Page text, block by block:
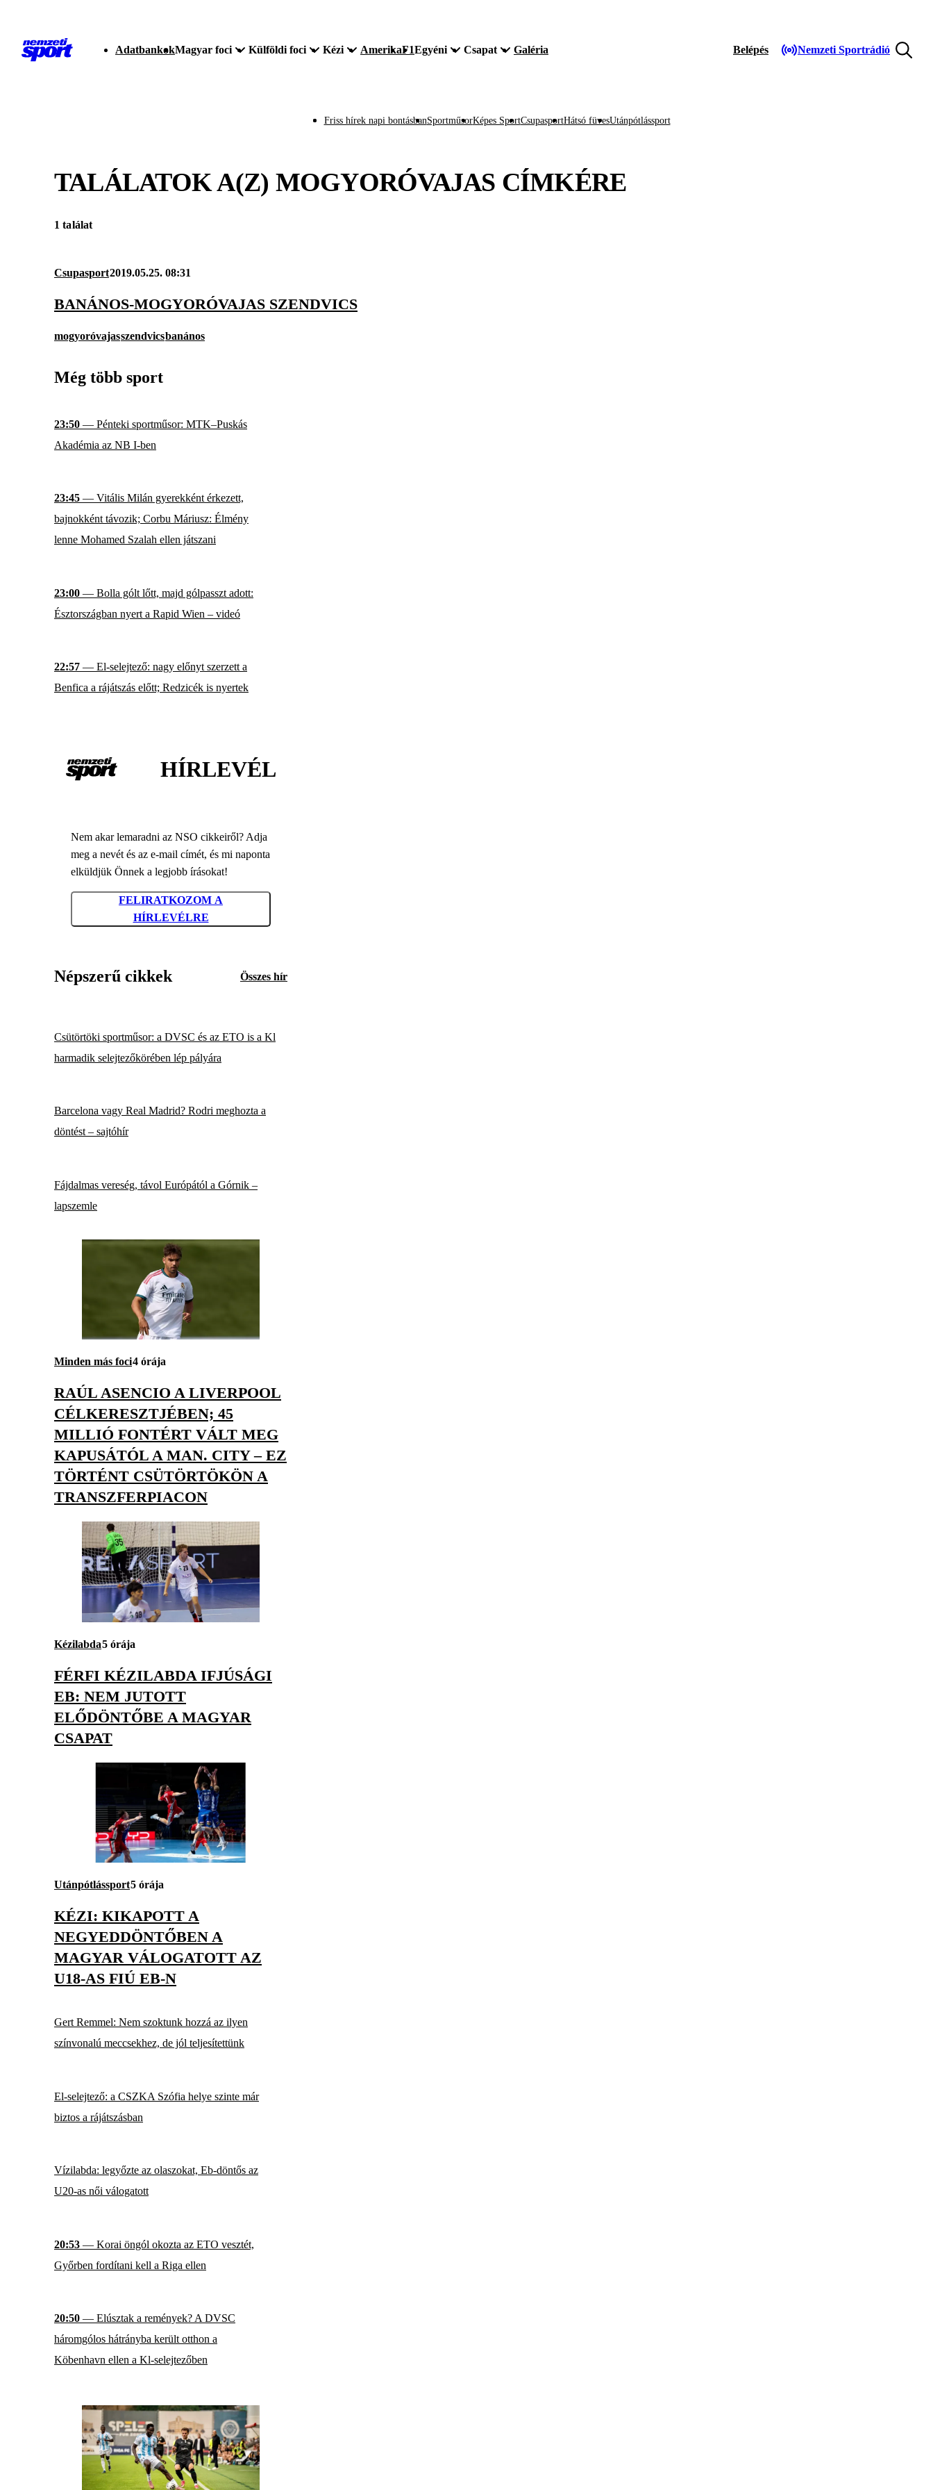
AdatbankokMagyar foci Külföldi foci Kézi AmerikaF1Egyéni Csapat Galéria Belépés Nemzeti Sportrádió
Friss hírek napi bontásbanSportműsorKépes SportCsupasportHátsó füvesUtánpótlássport
TALÁLATOK A(Z) MOGYORÓVAJAS CÍMKÉRE
1 találat
Csupasport2019.05.25. 08:31
BANÁNOS-MOGYORÓVAJAS SZENDVICS
mogyoróvajasszendvicsbanános
Még több sport
23:50 — Pénteki sportműsor: MTK–Puskás
Akadémia az NB I-ben
23:45 — Vitális Milán gyerekként érkezett,
bajnokként távozik; Corbu Máriusz: Élmény
lenne Mohamed Szalah ellen játszani
23:00 — Bolla gólt lőtt, majd gólpasszt adott:
Észtországban nyert a Rapid Wien – videó
22:57 — El-selejtező: nagy előnyt szerzett a
Benfica a rájátszás előtt; Redzicék is nyertek
HÍRLEVÉL
Nem akar lemaradni az NSO cikkeiről? Adja
meg a nevét és az e-mail címét, és mi naponta
elküldjük Önnek a legjobb írásokat!
FELIRATKOZOM A
HÍRLEVÉLRE
Népszerű cikkek Összes hír
Csütörtöki sportműsor: a DVSC és az ETO is a Kl
harmadik selejtezőkörében lép pályára
Barcelona vagy Real Madrid? Rodri meghozta a
döntést – sajtóhír
Fájdalmas vereség, távol Európától a Górnik –
lapszemle
Minden más foci4 órája
RAÚL ASENCIO A LIVERPOOL
CÉLKERESZTJÉBEN; 45
MILLIÓ FONTÉRT VÁLT MEG
KAPUSÁTÓL A MAN. CITY – EZ
TÖRTÉNT CSÜTÖRTÖKÖN A
TRANSZFERPIACON
Kézilabda5 órája
FÉRFI KÉZILABDA IFJÚSÁGI
EB: NEM JUTOTT
ELŐDÖNTŐBE A MAGYAR
CSAPAT
Utánpótlássport5 órája
KÉZI: KIKAPOTT A
NEGYEDDÖNTŐBEN A
MAGYAR VÁLOGATOTT AZ
U18-AS FIÚ EB-N
Gert Remmel: Nem szoktunk hozzá az ilyen
színvonalú meccsekhez, de jól teljesítettünk
El-selejtező: a CSZKA Szófia helye szinte már
biztos a rájátszásban
Vízilabda: legyőzte az olaszokat, Eb-döntős az
U20-as női válogatott
20:53 — Korai öngól okozta az ETO vesztét,
Győrben fordítani kell a Riga ellen
20:50 — Elúsztak a remények? A DVSC
háromgólos hátrányba került otthon a
Köbenhavn ellen a Kl-selejtezőben